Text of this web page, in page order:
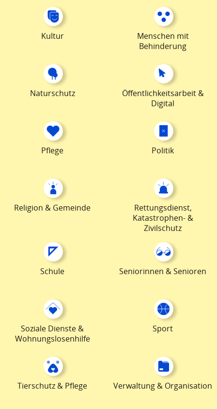
Kultur
Menschen mit
Behinderung
Naturschutz
Öffentlichkeitsarbeit &
Digital
Pflege Politik
Religion & Gemeinde
Rettungsdienst,
Katastrophen- &
Zivilschutz
Schule Seniorinnen & Senioren
Soziale Dienste &
Wohnungslosenhilfe
Sport
Tierschutz & Pflege Verwaltung & Organisation